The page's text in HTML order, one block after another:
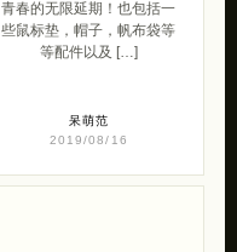
青春的无限延期！也包括一
些鼠标垫，帽子，帆布袋等
等配件以及 […]
呆萌范
2019/08/16